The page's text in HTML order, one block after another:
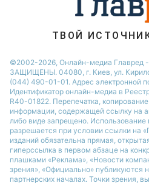
Новости Житомира
Новости Запорожья
ТВОЙ
©2002-2026, Онлайн-медиа Главред -
ЗАЩИЩЕНЫ. 04080, г. Киев, ул.
(044) 490-01-01. Адрес электронной
Идентификатор онлайн-медиа в
R40-01822. Перепечатка,
информации, содержащей ссылку на
либо виде запрещено. Использование
разрешается при условии ссылки на
изданий обязательна прямая,
гиперссылка в первом абзаце на
плашками «Реклама», «Новости
зрения», «Официально» публикуются
партнерских началах. Точки зрения,